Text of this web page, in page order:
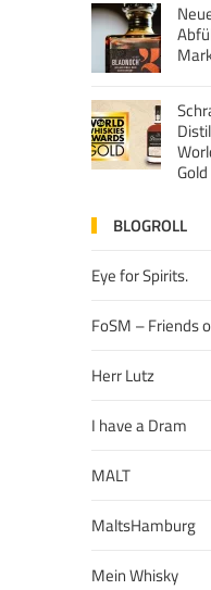
BLOGROLL
Eye for Spirits.
FoSM – Friends
Herr Lutz
I have a Dram
MALT
MaltsHamburg
Mein Whisky